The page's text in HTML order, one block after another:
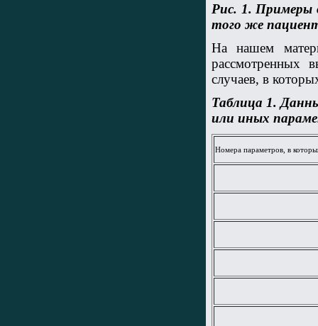
Рис. 1. Примеры
того же
На нашем
рассмотренных
случаев, в
Таблица 1.
или иных
Номера параметров, в